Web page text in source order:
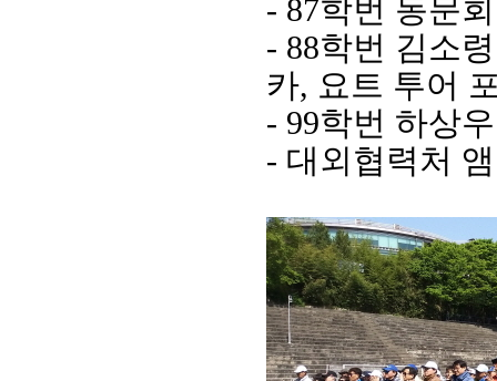
- 87학번 동문
- 88학번 김소
카, 요트 투어
- 99학번 하상
- 대외협력처